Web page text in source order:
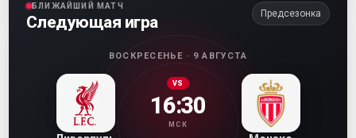
БЛИЖАЙШИЙ МАТЧ
Следующая игра Предсезонка
ВОСКРЕСЕНЬЕ · 9 АВГУСТА
VS
16:30
МСК